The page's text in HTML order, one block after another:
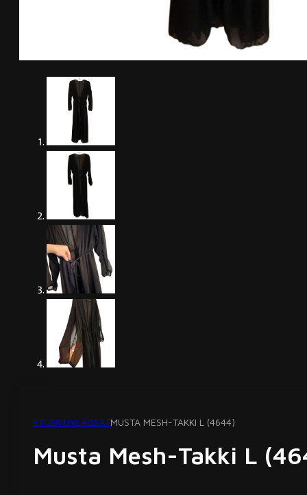
ETUSIVUYLÄOSATMUSTA MESH-TAKKI L (4644)
Musta Mesh-Takki L